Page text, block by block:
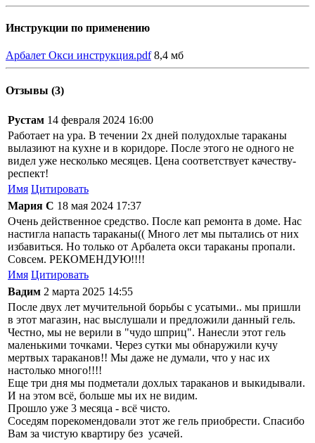
Инструкции по применению
Арбалет Окси инструкция.pdf 8,4 мб
Отзывы (3)
Рустам 14 февраля 2024 16:00
Работает на ура. В течении 2х дней полудохлые тараканы
вылазиют на кухне и в коридоре. После этого не одного не
видел уже несколько месяцев. Цена соответствует качеству-
респект!
Имя Цитировать
Мария С 18 мая 2024 17:37
Очень действенное средство. После кап ремонта в доме. Нас
настигла напасть тараканы(( Много лет мы пытались от них
избавиться. Но только от Арбалета окси тараканы пропали.
Совсем. РЕКОМЕНДУЮ!!!!
Имя Цитировать
Вадим 2 марта 2025 14:55
После двух лет мучительной борьбы с усатыми.. мы пришли
в этот магазин, нас выслушали и предложили данный гель.
Честно, мы не верили в "чудо шприц". Нанесли этот гель
маленькими точками. Через сутки мы обнаружили кучу
мертвых тараканов!! Мы даже не думали, что у нас их
настолько много!!!!
Еще три дня мы подметали дохлых тараканов и выкидывали.
И на этом всё, больше мы их не видим.
Прошло уже 3 месяца - всё чисто.
Соседям порекомендовали этот же гель приобрести. Спасибо
Вам за чистую квартиру без усачей.